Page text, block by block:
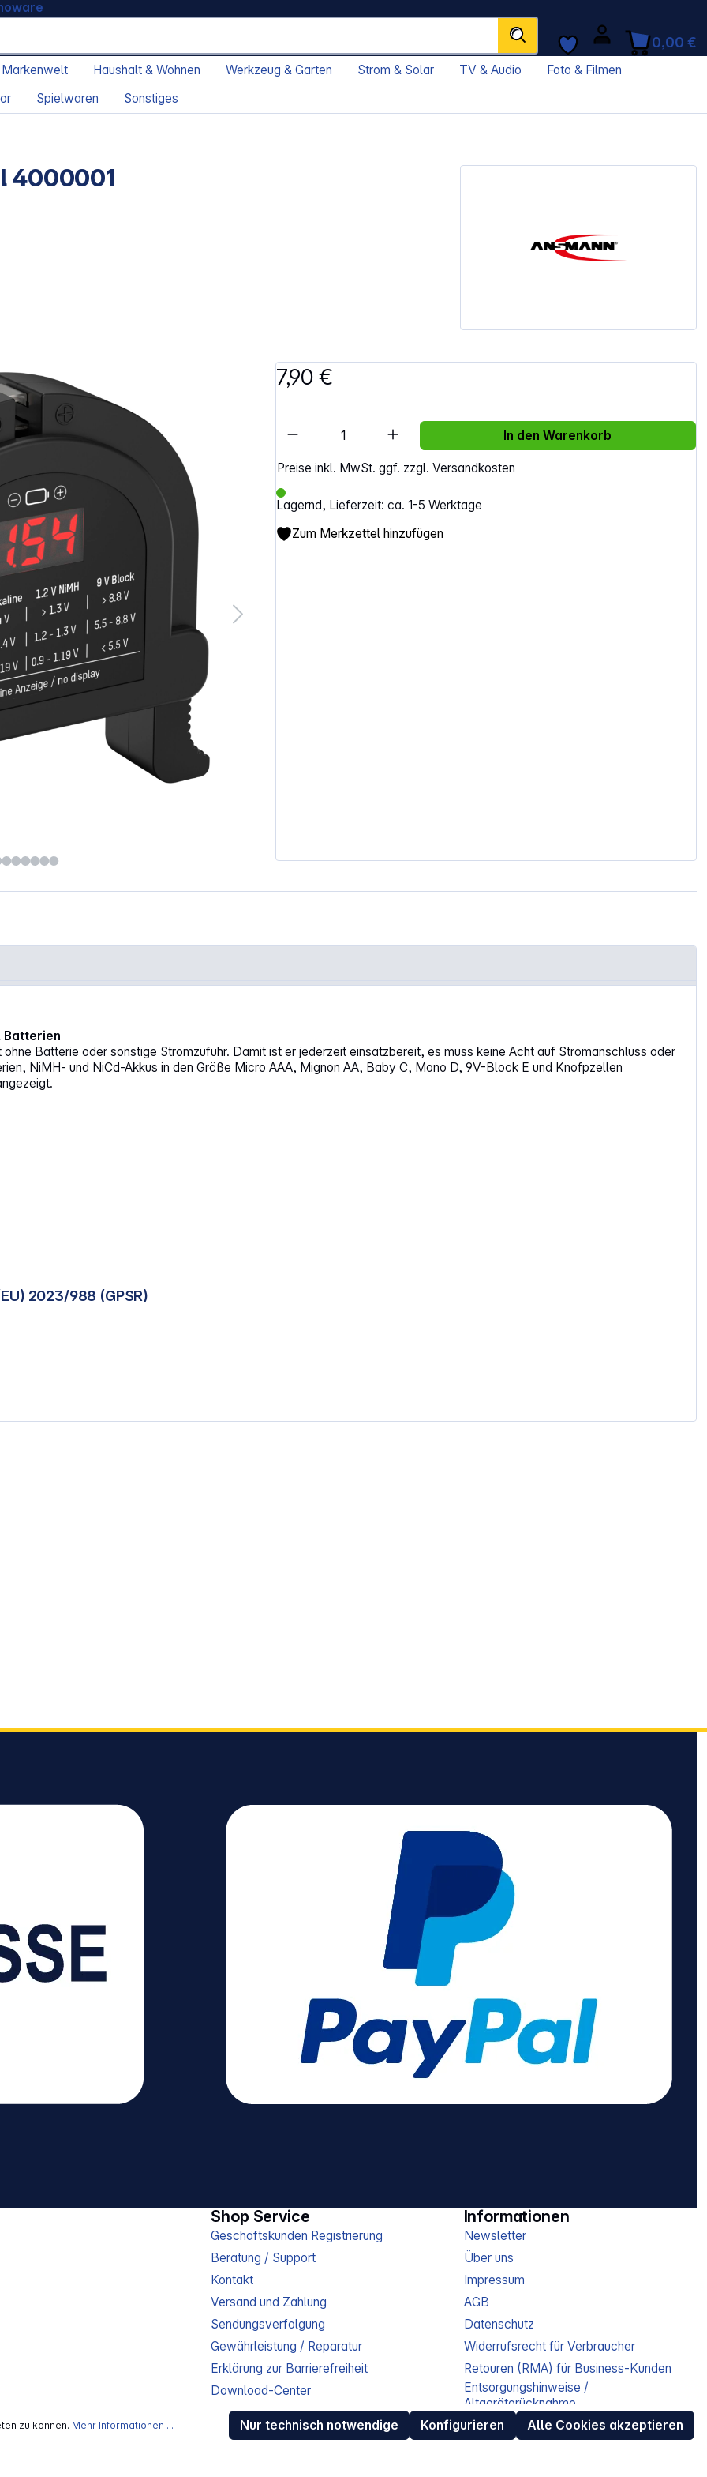
0,00 €
Haushalt & Wohnen Werkzeug & Garten Strom & Solar TV & Audio
Foto & Filmen
Spielwaren Sonstiges
4000001
7,90 €
Preise inkl. MwSt. ggf. zzgl. Versandkosten
Lagernd, Lieferzeit: ca. 1-5 Werktage
Artikel Anzahl: Gib den gewünschten Wert ein
In den Warenkorb
Zum Merkzettel hinzufügen
Batterien
Batterie oder sonstige Stromzufuhr. Damit ist er jederzeit einsatzbereit, es muss keine Acht auf Stromanschluss oder
NiMH- und NiCd-Akkus in den Größe Micro AAA, Mignon AA, Baby C, Mono D, 9V-Block E und Knofpzellen
2023/988 (GPSR)
Shop Service
Geschäftskunden Registrierung
Beratung / Support
Kontakt
Versand und Zahlung
Sendungsverfolgung
Gewährleistung / Reparatur
Erklärung zur Barrierefreiheit
Download-Center
Jobs
Informationen
Newsletter
Über uns
Impressum
AGB
Datenschutz
Widerrufsrecht für Verbraucher
Retouren (RMA) für Business-Kunden
Entsorgungshinweise /
Altgeräterücknahme
Kundeninformation / Bestellablauf
Cookie-Einstellungen
zu können. Mehr Informationen ... Nur technisch notwendige Konfigurieren Alle Cookies akzeptieren